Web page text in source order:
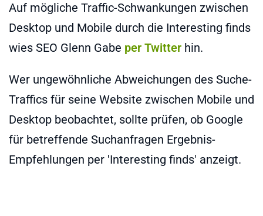
Auf mögliche Traffic-Schwankungen zwischen
Desktop und Mobile durch die Interesting finds
wies SEO Glenn Gabe per Twitter hin.
Wer ungewöhnliche Abweichungen des Suche-
Traffics für seine Website zwischen Mobile und
Desktop beobachtet, sollte prüfen, ob Google
für betreffende Suchanfragen Ergebnis-
Empfehlungen per 'Interesting finds' anzeigt.